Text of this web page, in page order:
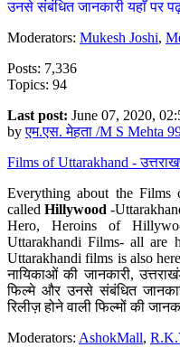
उनसे संबंधित जानकारी यहाँ पर
Moderators: Mukesh Joshi,
Posts: 7,336
Topics: 94
Last post: June 07, 2020,
byएम.एस. मेहता /M S Mehta
Films of Uttarakhand -
Everything about the Films
calledHillywood-
Hero, Heroins of
Uttarakhandi Films- all are
Uttarakhandi films is also
नायिकाओं की जानकारी,
फिल्मे और उनसे संबंधित
रिलीज़ होने वाली फिल्मों की
Moderators: AshokMall,